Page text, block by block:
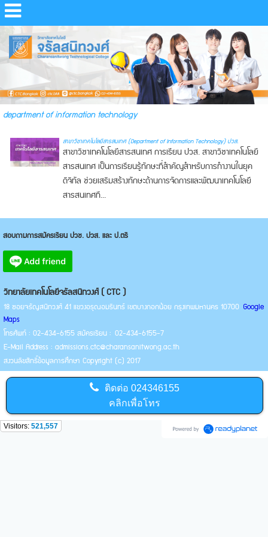
department of information technology
สาขาวิชาเทคโนโลยีสารสนเทศ (Department of Information Technology) ปวส.
สาขาวิชาเทคโนโลยีสารสนเทศ การเรียน ปวส. สาขาวิชาเทคโนโลยี
สารสนเทศ เป็นการเรียนรู้ทักษะที่สำคัญสำหรับการทำงานในยุค
ดิจิทัล ช่วยเสริมสร้างทักษะด้านการจัดการและพัฒนาเทคโนโลยี
สารสนเทศที...
สอบถามการสมัครเรียน ปวช. ปวส. และ ป.ตรี
วิทยาลัยเทคโนโลยีจรัลสนิทวงศ์ ( CTC )
18 ซอยจรัญสนิทวงศ์ 41 แขวงอรุณอมรินทร์ เขตบางกอกน้อย กรุงเทพมหานคร 10700 Google
Maps
โทรศัพท์ : 02-434-6155 สมัครเรียน : 02-434-6155-7
E-Mail Address : admissions.ctc@charansanitwong.ac.th
สงวนลิขสิทธิ์ข้อมูลการศึกษา Copyright (c) 2017
ติดต่อ 024346155
คลิกเพื่อโทร
Visitors: 521,557